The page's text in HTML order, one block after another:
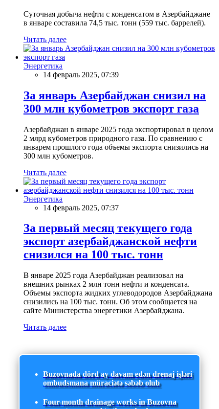
Суточная добыча нефти с конденсатом в Азербайджане
в январе составила 74,5 тыс. тонн (559 тыс. баррелей).
Читать далее
Энергетика
14 февраль 2025, 07:39
За январь Азербайджан снизил на
300 млн кубометров экспорт газа
Азербайджан в январе 2025 года экспортировал в целом
2 млрд кубометров природного газа. По сравнению с
январем прошлого года объемы экспорта снизились на
300 млн кубометров.
Читать далее
Энергетика
14 февраль 2025, 07:37
За первый месяц текущего года
экспорт азербайджанской нефти
снизился на 100 тыс. тонн
В январе 2025 года Азербайджан реализовал на
внешних рынках 2 млн тонн нефти и конденсата.
Объемы экспорта жидких углеводородов Азербайджана
снизились на 100 тыс. тонн. Об этом сообщается на
сайте Министерства энергетики Азербайджана.
Читать далее
Buzovnada dörd ay davam edən drenaj işləri
ombudsmana müraciətə səbəb olub
Four-month drainage works in Buzovna